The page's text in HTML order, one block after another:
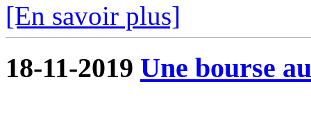
[En savoir plus]
18-11-2019 Une bourse